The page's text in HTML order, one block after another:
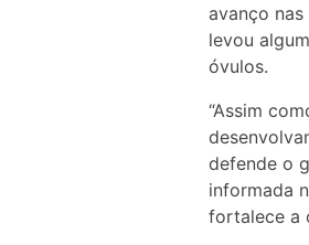
avanço
levou
óvulos.
“Assim
defende o
informada
fortalece a